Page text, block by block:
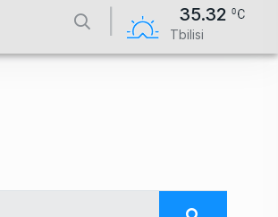
35.32
Tbilisi